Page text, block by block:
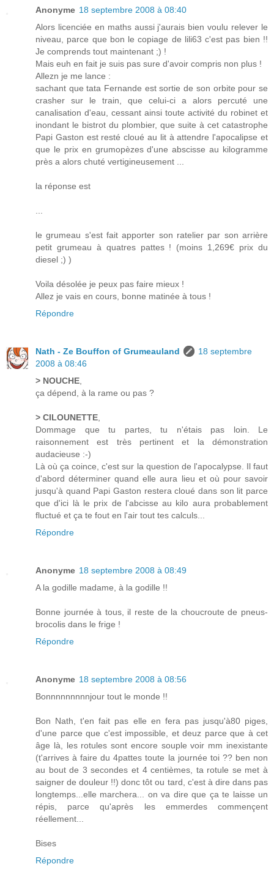
Anonyme 18 septembre 2008 à 08:40
Alors licenciée en maths aussi j'aurais bien voulu relever le
niveau, parce que bon le copiage de lili63 c'est pas bien !!
Je comprends tout maintenant ;) !
Mais euh en fait je suis pas sure d'avoir compris non plus !
Allezn je me lance :
sachant que tata Fernande est sortie de son orbite pour se
crasher sur le train, que celui-ci a alors percuté une
canalisation d'eau, cessant ainsi toute activité du robinet et
inondant le bistrot du plombier, que suite à cet catastrophe
Papi Gaston est resté cloué au lit à attendre l'apocalipse et
que le prix en grumopèzes d'une abscisse au kilogramme
près a alors chuté vertigineusement ...
la réponse est
...
le grumeau s'est fait apporter son ratelier par son arrière
petit grumeau à quatres pattes ! (moins 1,269€ prix du
diesel ;) )
Voila désolée je peux pas faire mieux !
Allez je vais en cours, bonne matinée à tous !
Répondre
Nath - Ze Bouffon of Grumeauland
18 septembre
2008 à 08:46
> NOUCHE,
ça dépend, à la rame ou pas ?
> CILOUNETTE,
Dommage que tu partes, tu n'étais pas loin. Le
raisonnement est très pertinent et la démonstration
audacieuse :-)
Là où ça coince, c'est sur la question de l'apocalypse. Il faut
d'abord déterminer quand elle aura lieu et où pour savoir
jusqu'à quand Papi Gaston restera cloué dans son lit parce
que d'ici là le prix de l'abcisse au kilo aura probablement
fluctué et ça te fout en l'air tout tes calculs...
Répondre
Anonyme 18 septembre 2008 à 08:49
A la godille madame, à la godille !!
Bonne journée à tous, il reste de la choucroute de pneus-
brocolis dans le frige !
Répondre
Anonyme 18 septembre 2008 à 08:56
Bonnnnnnnnnjour tout le monde !!
Bon Nath, t'en fait pas elle en fera pas jusqu'à80 piges,
d'une parce que c'est impossible, et deuz parce que à cet
âge là, les rotules sont encore souple voir mm inexistante
(t'arrives à faire du 4pattes toute la journée toi ?? ben non
au bout de 3 secondes et 4 centièmes, ta rotule se met à
saigner de douleur !!) donc tôt ou tard, c'est à dire dans pas
longtemps...elle marchera... on va dire que ça te laisse un
répis, parce qu'après les emmerdes commençent
réellement...
Bises
Répondre